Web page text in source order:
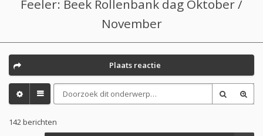
Feeler: Beek Rollenbank dag Oktober /
November
Plaats reactie
142 berichten